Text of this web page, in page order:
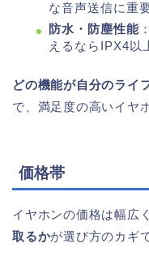
な音声送信に重要
防水・防塵性能
えるならIPX4以
どの機能が自分のライ
で、満足度の高いイヤ
価格帯
イヤホンの価格は幅広く
取るかが選び方のカギ